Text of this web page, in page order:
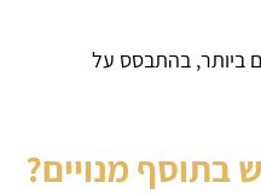
ביותר, בהתבסס על
מנויים?